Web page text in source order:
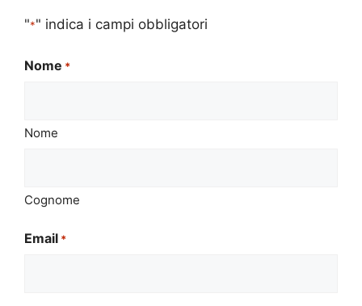
"*" indica i campi obbligatori
Nome *
Nome
Cognome
Email *